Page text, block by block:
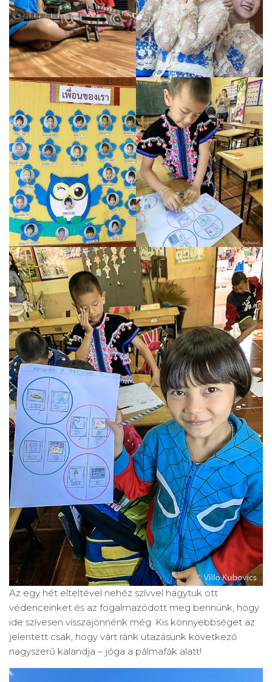
Az egy hét elteltével nehéz szívvel hagytuk ott
védenceinket és az fogalmazódott meg bennünk, hogy
ide szívesen visszajönnénk még. Kis könnyebbséget az
jelentett csak, hogy várt ránk utazásunk következő
nagyszerű kalandja – jóga a pálmafák alatt!